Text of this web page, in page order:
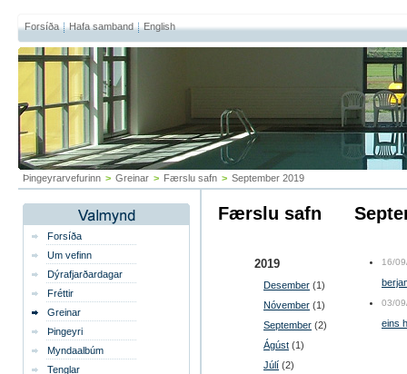
Forsíða Hafa samband English
Þingeyrarvefurinn > Greinar > Færslu safn > September 2019
Forsíða
Um vefinn
Dýrafjarðardagar
Fréttir
Greinar
Þingeyri
Myndaalbúm
Tenglar
Færslu safn
2019
Desember (1)
Nóvember (1)
September (2)
Ágúst (1)
Júlí (2)
16/
03/
eins